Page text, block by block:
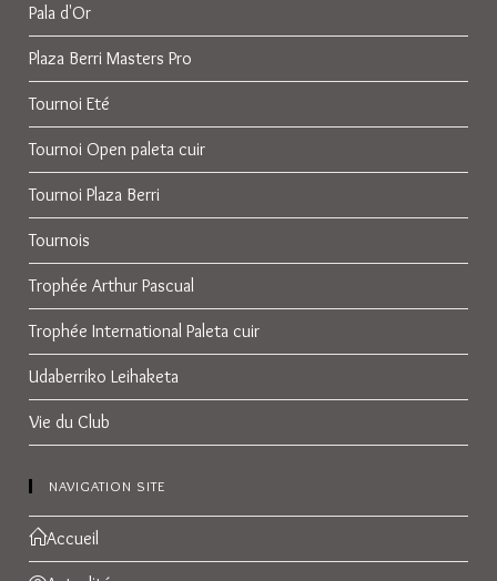
Pala d'Or
Plaza Berri Masters Pro
Tournoi Eté
Tournoi Open paleta cuir
Tournoi Plaza Berri
Tournois
Trophée Arthur Pascual
Trophée International Paleta cuir
Udaberriko Leihaketa
Vie du Club
NAVIGATION SITE
Accueil